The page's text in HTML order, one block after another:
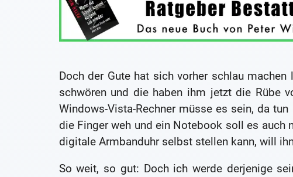
Doch der Gute hat sich vorher schlau
schwören und die haben ihm jetzt die Rübe
Windows-Vista-Rechner müsse es sein, da
die Finger weh und ein Notebook soll es auch
digitale Armbanduhr selbst stellen kann, will
So weit, so gut: Doch ich werde derjenige